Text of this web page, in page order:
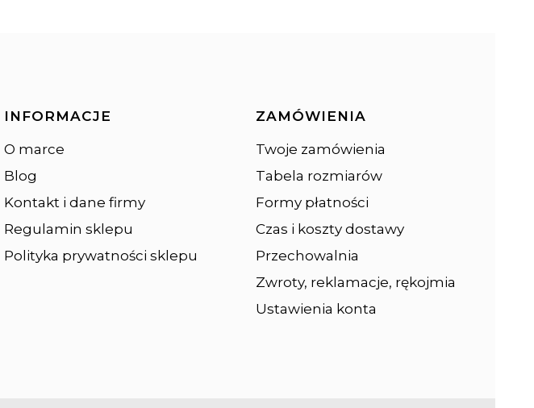
Linki w stopce
INFORMACJE
O marce
Blog
Kontakt i dane firmy
Regulamin sklepu
Polityka prywatności sklepu
ZAMÓWIENIA
Twoje zamówienia
Tabela rozmiarów
Formy płatności
Czas i koszty dostawy
Przechowalnia
Zwroty, reklamacje, rękojmia
Ustawienia konta